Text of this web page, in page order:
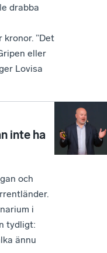
drabba
”Det
eller
Lovisa
inte ha
och
i
tydligt:
ännu